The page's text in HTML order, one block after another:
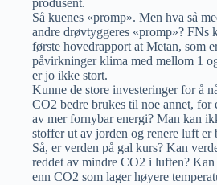
produsent.
Så kuenes «promp». Men hva så
andre drøvtyggeres «promp»? FNs
første hovedrapport at Metan, som
påvirkninger klima med mellom 1
er jo ikke stort.
Kunne de store investeringer for å
CO2 bedre brukes til noe annet, for
av mer fornybar energi? Man kan
stoffer ut av jorden og renere luft er
Så, er verden på gal kurs? Kan
reddet av mindre CO2 i luften?
enn CO2 som lager høyere